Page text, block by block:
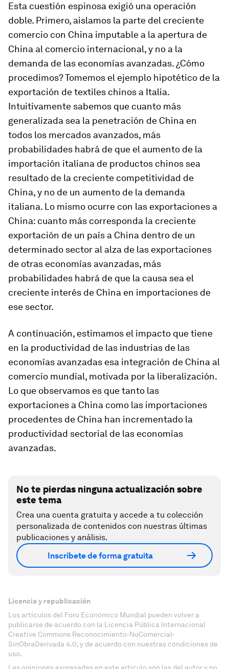
Esta cuestión espinosa exigió una operación
doble. Primero, aislamos la parte del creciente
comercio con China imputable a la apertura de
China al comercio internacional, y no a la
demanda de las economías avanzadas. ¿Cómo
procedimos? Tomemos el ejemplo hipotético de la
exportación de textiles chinos a Italia.
Intuitivamente sabemos que cuanto más
generalizada sea la penetración de China en
todos los mercados avanzados, más
probabilidades habrá de que el aumento de la
importación italiana de productos chinos sea
resultado de la creciente competitividad de
China, y no de un aumento de la demanda
italiana. Lo mismo ocurre con las exportaciones a
China: cuanto más corresponda la creciente
exportación de un país a China dentro de un
determinado sector al alza de las exportaciones
de otras economías avanzadas, más
probabilidades habrá de que la causa sea el
creciente interés de China en importaciones de
ese sector.
A continuación, estimamos el impacto que tiene
en la productividad de las industrias de las
economías avanzadas esa integración de China al
comercio mundial, motivada por la liberalización.
Lo que observamos es que tanto las
exportaciones a China como las importaciones
procedentes de China han incrementado la
productividad sectorial de las economías
avanzadas.
No te pierdas ninguna actualización sobre
este tema
Crea una cuenta gratuita y accede a tu colección
personalizada de contenidos con nuestras últimas
publicaciones y análisis.
Inscríbete de forma gratuita
Licencia y republicación
Los artículos del Foro Económico Mundial pueden volver a
publicarse de acuerdo con la Licencia Pública Internacional
Creative Commons Reconocimiento-NoComercial-
SinObraDerivada 4.0, y de acuerdo con nuestras condiciones de
uso.